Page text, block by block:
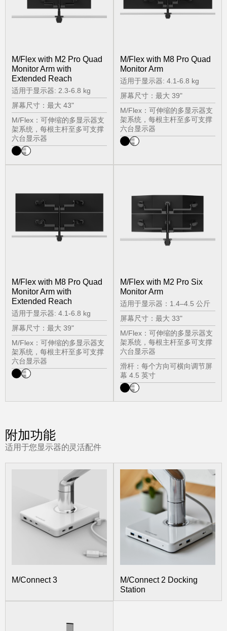
M/Flex with M2 Pro Quad
Monitor Arm with
Extended Reach
适用于显示器: 2.3-6.8 kg
屏幕尺寸：最大 43"
M/Flex：可伸缩的多显示器支
架系统，每根主杆至多可支撑
六台显示器
M/Flex with M8 Pro Quad
Monitor Arm
适用于显示器: 4.1-6.8 kg
屏幕尺寸：最大 39"
M/Flex：可伸缩的多显示器支
架系统，每根主杆至多可支撑
六台显示器
M/Flex with M8 Pro Quad
Monitor Arm with
Extended Reach
适用于显示器: 4.1-6.8 kg
屏幕尺寸：最大 39"
M/Flex：可伸缩的多显示器支
架系统，每根主杆至多可支撑
六台显示器
M/Flex with M2 Pro Six
Monitor Arm
适用于显示器：1.4–4.5 公斤
屏幕尺寸：最大 33"
M/Flex：可伸缩的多显示器支
架系统，每根主杆至多可支撑
六台显示器
滑杆：每个方向可横向调节屏
幕 4.5 英寸
附加功能
适用于您显示器的灵活配件
M/Connect 3
M/Connect 2 Docking
Station